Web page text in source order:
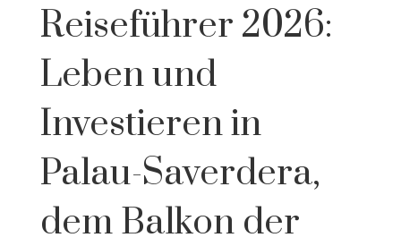
Reiseführer 2026:
Leben und
Investieren in
Palau-Saverdera,
dem Balkon der